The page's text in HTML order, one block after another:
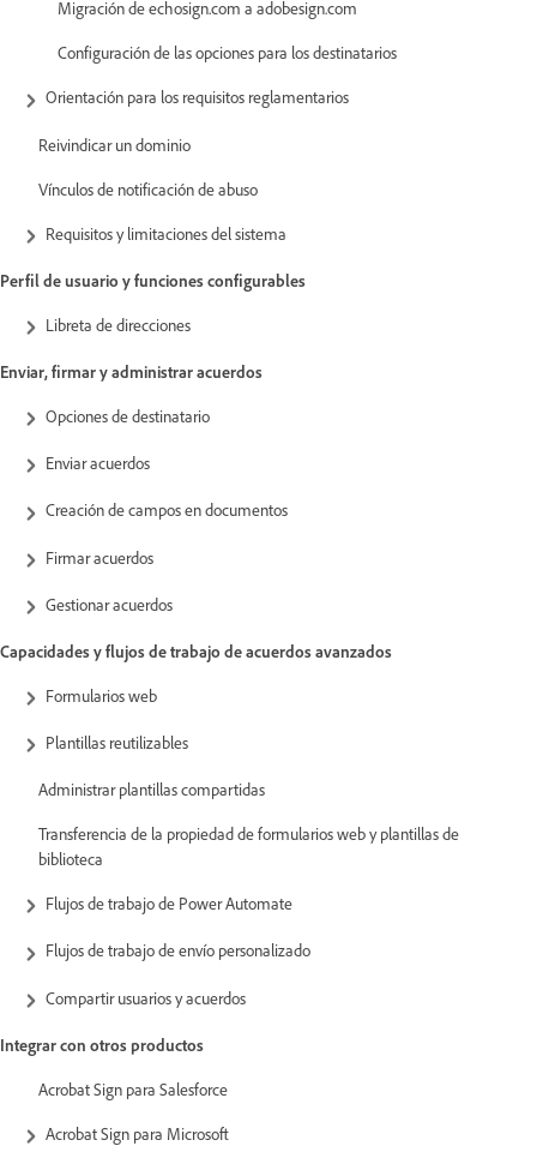
Migración de echosign.com a adobesign.com
Configuración de las opciones para los destinatarios
Orientación para los requisitos reglamentarios
Reivindicar un dominio
Vínculos de notificación de abuso
Requisitos y limitaciones del sistema
Perfil de usuario y funciones configurables
Libreta de direcciones
Enviar, firmar y administrar acuerdos
Opciones de destinatario
Enviar acuerdos
Creación de campos en documentos
Firmar acuerdos
Gestionar acuerdos
Capacidades y flujos de trabajo de acuerdos avanzados
Formularios web
Plantillas reutilizables
Administrar plantillas compartidas
Transferencia de la propiedad de formularios web y plantillas de
biblioteca
Flujos de trabajo de Power Automate
Flujos de trabajo de envío personalizado
Compartir usuarios y acuerdos
Integrar con otros productos
Acrobat Sign para Salesforce
Acrobat Sign para Microsoft